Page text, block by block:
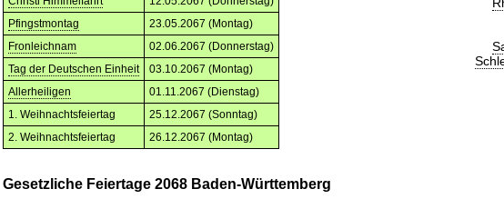
Pfingstmontag
23.05.2067 (Montag)
Fronleichnam
02.06.2067 (Donnerstag)
Tag der Deutschen Einheit
03.10.2067 (Montag)
Allerheiligen
01.11.2067 (Dienstag)
1. Weihnachtsfeiertag
25.12.2067 (Sonntag)
2. Weihnachtsfeiertag
26.12.2067 (Montag)
Gesetzliche Feiertage 2068 Baden-Württemberg